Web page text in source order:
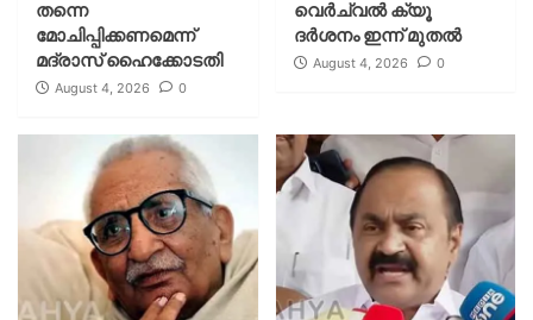
തന്നെ
മോചിപ്പിക്കണമെന്ന്
മദ്രാസ് ഹൈക്കോടതി
August 4, 2026 0
വെര്‍ച്വല്‍ ക്യൂ
ദര്‍ശനം ഇന്ന് മുതല്‍
August 4, 2026 0